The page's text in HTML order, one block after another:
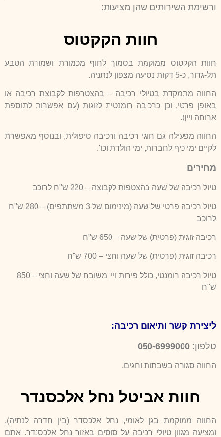
ורשימת השירותים שהן מציעות:
חוות הקקטוס
חוות הקקטוס ממוקמת בסמוך לחוף מכמורת ושמורת הטבע
תל-גדור, כ-5 דקות נסיעה מצפון לנתניה.
החווה מתמקדת בטיולי רכיבה – בהצטרפות לקבוצת רכיבה או
באופן פרטי, וכן כרכיבה רומנטית לזוגות (עם אפשרות לתוספת
ארוחה ויין).
החווה מפעילה גם חוגי רכיבה ורכיבה טיפולית, ובנוסף מאפשרת
לקיים ימי כיף לחברות, ימי הולדת וכו'.
מחירים
טיול רכיבה של שעה בהצטפות לקבוצה – 220 ש"ח לרוכב
טיול רכיבה פרטי של שעה (מינימום של 3 משתתפים) – 280 ש"ח
לרוכב
רכיבה זוגית (פרטית) של שעה – 650 ש"ח
רכיבה זוגית (פרטית) של שעה וחצי – 700 ש"ח
טיול רכיבה רומנטי, כולל פירות ויין משובח של שעה וחצי – 850
ש"ח
ליצירת קשר ותיאום רכיבה:
טלפון: 050-6999000
החווה סגורה בשבתות וחגים.
חוות אביטל נחל אלכסנדר
החווה ממוקמת בגן לאומי, נחל אלכסדר (בין חדרה לנתיה),
ומציעה מגוון טיולי רכיבה על סוסים באזור נחל אלכסנדר. אתם